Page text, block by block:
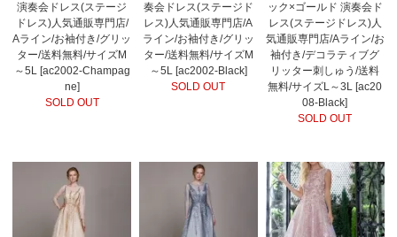
演奏会ドレス(ステージ
ドレス)人気通販専門店/
Aライン/お袖付き/グリッ
ター/送料無料/サイズM
～5L [ac2002-Champag
ne]
SOLD OUT
奏会ドレス(ステージド
レス)人気通販専門店/A
ライン/お袖付き/グリッ
ター/送料無料/サイズM
～5L [ac2002-Black]
SOLD OUT
ック×ゴールド 演奏会ド
レス(ステージドレス)人
気通販専門店/Aライン/お
袖付き/デコラティブグ
リッター刺しゅう/送料
無料/サイズL～3L [ac20
08-Black]
SOLD OUT